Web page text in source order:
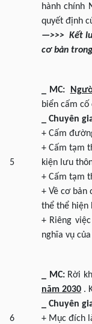
hành chính
quyết định
—>>> Kết
cơ bản
5
_ MC:
biển cấm
_ Chuyên
+ Cấm
+ Cấm tạm
kiện lưu
+ Cấm tạm
+ Về cơ bản
thể thể hiện
+ Riêng
nghĩa vụ
6
_ MC:Rời
năm 2030 .
_ Chuyên
+ Mục đích